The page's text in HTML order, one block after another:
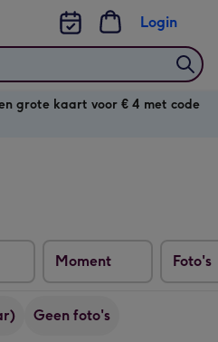
Login
grote kaart voor € 4 met code
Moment Foto's
Geen foto's